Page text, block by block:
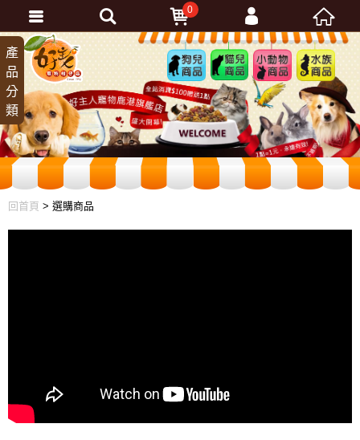
狗兒
商品
貓兒
商品
小動
物商
品
水族
商品
回首頁 > 選購商品
產
品
分
類
0
會員登入
忘記密碼
加入會員
訂單查詢